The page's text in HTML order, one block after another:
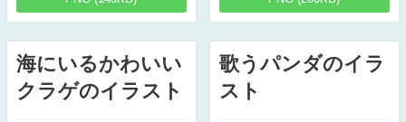
海にいるかわいい
クラゲのイラスト
歌うパンダのイラ
スト